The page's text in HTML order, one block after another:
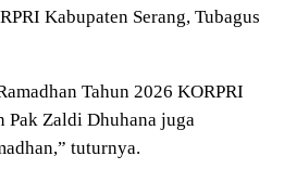
Kabupaten Serang, Tubagus
Tahun 2026 KORPRI
Pak Zaldi Dhuhana juga
tuturnya.